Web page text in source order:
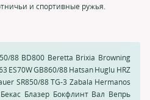
и спортивные ружья.
88 BD800 Beretta Brixia Browning
ES70WGB860/88HatsanHuglu HRZ
SR850/88 TG-3 Zabala Hermanos
Бекас Блазер Бокфлинт Вал Вепрь